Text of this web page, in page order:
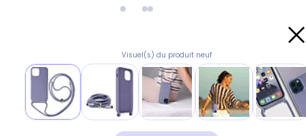
Visuel(s) du produit neuf